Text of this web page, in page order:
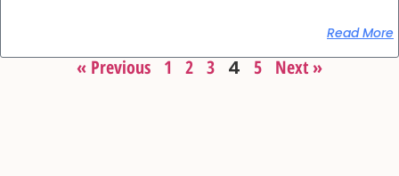
Read More
« Previous 1 2 3 4 5 Next »